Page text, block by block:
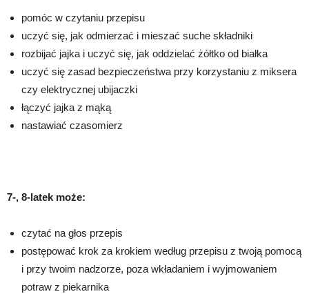
pomóc w czytaniu przepisu
uczyć się, jak odmierzać i mieszać suche składniki
rozbijać jajka i uczyć się, jak oddzielać żółtko od białka
uczyć się zasad bezpieczeństwa przy korzystaniu z miksera
czy elektrycznej ubijaczki
łączyć jajka z mąką
nastawiać czasomierz
7-, 8-latek może:
czytać na głos przepis
postępować krok za krokiem według przepisu z twoją pomocą
i przy twoim nadzorze, poza wkładaniem i wyjmowaniem
potraw z piekarnika